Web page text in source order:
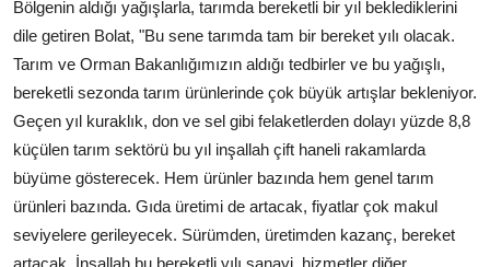
Bölgenin aldığı yağışlarla, tarımda bereketli bir yıl beklediklerini
dile getiren Bolat, "Bu sene tarımda tam bir bereket yılı olacak.
Tarım ve Orman Bakanlığımızın aldığı tedbirler ve bu yağışlı,
bereketli sezonda tarım ürünlerinde çok büyük artışlar bekleniyor.
Geçen yıl kuraklık, don ve sel gibi felaketlerden dolayı yüzde 8,8
küçülen tarım sektörü bu yıl inşallah çift haneli rakamlarda
büyüme gösterecek. Hem ürünler bazında hem genel tarım
ürünleri bazında. Gıda üretimi de artacak, fiyatlar çok makul
seviyelere gerileyecek. Sürümden, üretimden kazanç, bereket
artacak. İnşallah bu bereketli yılı sanayi, hizmetler diğer